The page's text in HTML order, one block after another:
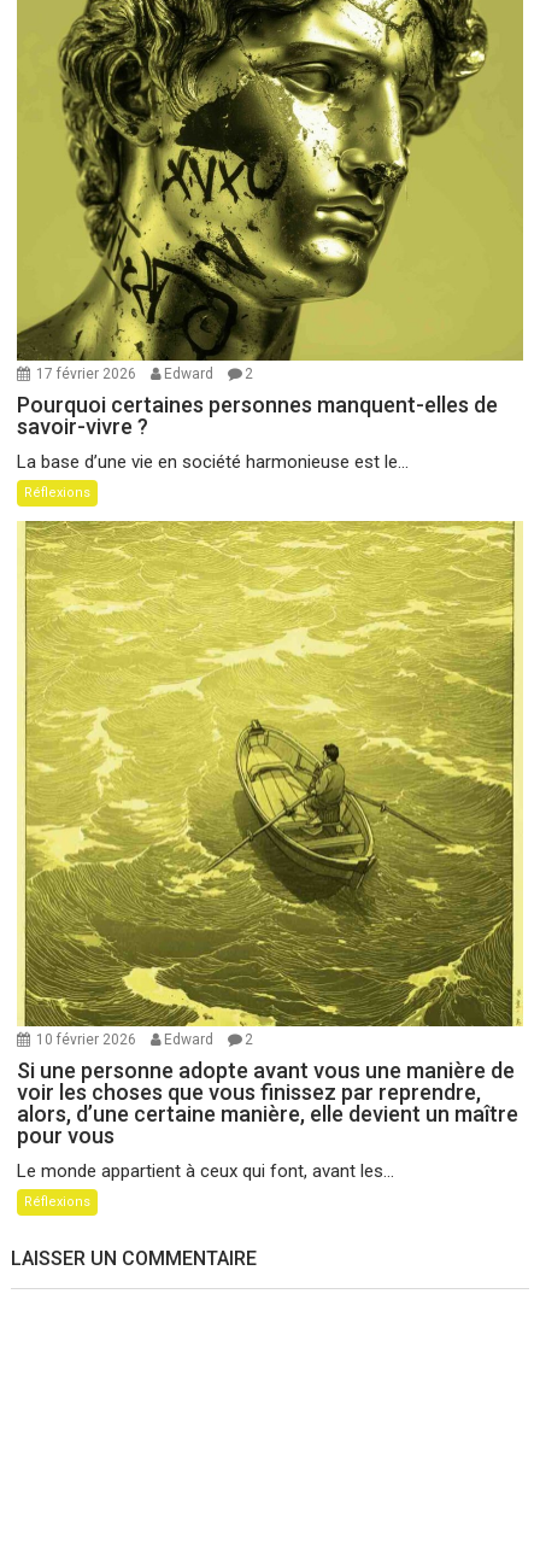
17 février 2026 Edward 2
Pourquoi certaines personnes manquent-elles de
savoir-vivre ?
La base d’une vie en société harmonieuse est le...
Réflexions
10 février 2026 Edward 2
Si une personne adopte avant vous une manière de
voir les choses que vous finissez par reprendre,
alors, d’une certaine manière, elle devient un maître
pour vous
Le monde appartient à ceux qui font, avant les...
Réflexions
LAISSER UN COMMENTAIRE